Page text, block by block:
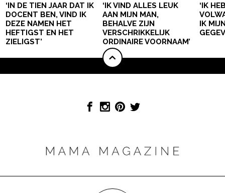
‘IN DE TIEN JAAR DAT IK
DOCENT BEN, VIND IK
DEZE NAMEN HET
HEFTIGST EN HET
ZIELIGST’
‘IK VIND ALLES LEUK
AAN MIJN MAN,
BEHALVE ZIJN
VERSCHRIKKELIJK
ORDINAIRE VOORNAAM’
‘IK
IK